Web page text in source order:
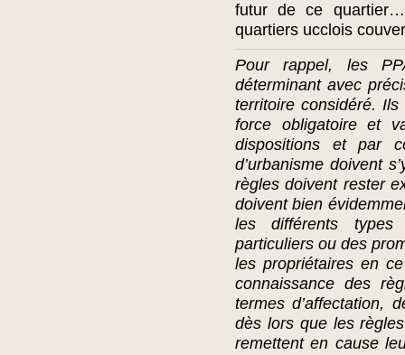
futur de ce
quartiers ucclois
Pour rappel, les
déterminant avec
territoire considéré.
force obligatoire et
dispositions et par
d’urbanisme doivent
règles doivent rester
doivent bien
les différents types
particuliers ou des
les propriétaires en
connaissance des
termes d’affectation,
dès lors que les
remettent en cause